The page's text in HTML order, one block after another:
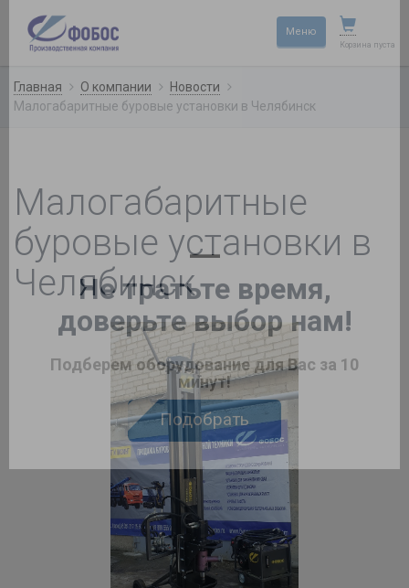
Корзина пуста
Меню
Главная О компании
Новости
Малогабаритные буровые установки в Челябинск
Малогабаритные
буровые установки в
Челябинск
—
Не тратьте время,
доверьте выбор нам!
Подберем оборудование для Вас за 10
минут!
Подобрать